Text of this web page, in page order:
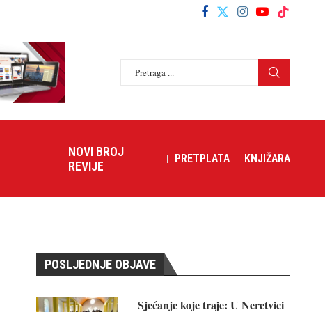
NOVI BROJ
REVIJE
PRETPLATA KNJIŽARA
POSLJEDNJE OBJAVE
Sjećanje koje traje: U Neretvici